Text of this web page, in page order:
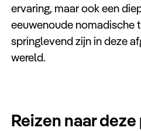
ervaring, maar ook een
eeuwenoude nomadische
springlevend zijn in deze
wereld.
Reizen naar